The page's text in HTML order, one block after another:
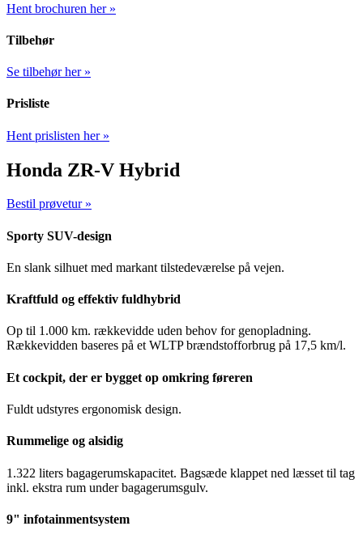
Hent brochuren her »
Tilbehør
Se tilbehør her »
Prisliste
Hent prislisten her »
Honda ZR-V Hybrid
Bestil prøvetur »
Sporty SUV-design
En slank silhuet med markant tilstedeværelse på vejen.
Kraftfuld og effektiv fuldhybrid
Op til 1.000 km. rækkevidde uden behov for genopladning.
Rækkevidden baseres på et WLTP brændstofforbrug på 17,5 km/l.
Et cockpit, der er bygget op omkring føreren
Fuldt udstyres ergonomisk design.
Rummelige og alsidig
1.322 liters bagagerumskapacitet. Bagsæde klappet ned læsset til tag
inkl. ekstra rum under bagagerumsgulv.
9" infotainmentsystem